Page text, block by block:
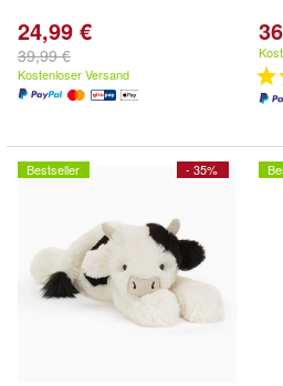
24,99 €
39,99 €
Kostenloser Versand
- 35%
Bestseller